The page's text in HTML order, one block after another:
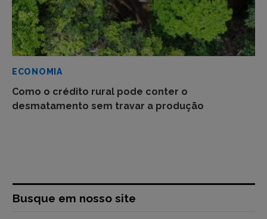
ECONOMIA
Como o crédito rural pode conter o
desmatamento sem travar a produção
Busque em nosso site